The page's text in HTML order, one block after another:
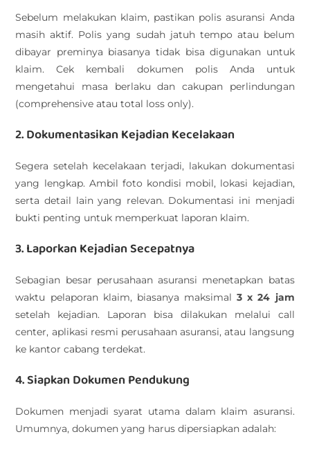
Sebelum melakukan klaim, pastikan polis asuransi Anda
masih aktif. Polis yang sudah jatuh tempo atau belum
dibayar preminya biasanya tidak bisa digunakan untuk
klaim. Cek kembali dokumen polis Anda untuk
mengetahui masa berlaku dan cakupan perlindungan
(comprehensive atau total loss only).
2. Dokumentasikan Kejadian Kecelakaan
Segera setelah kecelakaan terjadi, lakukan dokumentasi
yang lengkap. Ambil foto kondisi mobil, lokasi kejadian,
serta detail lain yang relevan. Dokumentasi ini menjadi
bukti penting untuk memperkuat laporan klaim.
3. Laporkan Kejadian Secepatnya
Sebagian besar perusahaan asuransi menetapkan batas
waktu pelaporan klaim, biasanya maksimal3 x 24 jam
setelah kejadian. Laporan bisa dilakukan melalui call
center, aplikasi resmi perusahaan asuransi, atau langsung
ke kantor cabang terdekat.
4. Siapkan Dokumen Pendukung
Dokumen menjadi syarat utama dalam klaim asuransi.
Umumnya, dokumen yang harus dipersiapkan adalah: